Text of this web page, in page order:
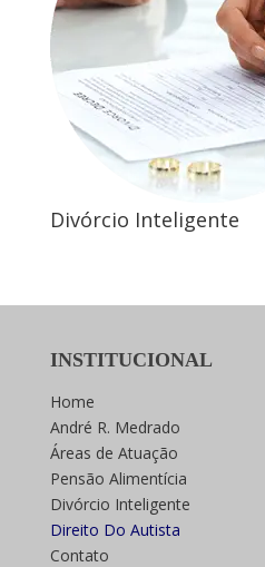
Divórcio Inteligente
INSTITUCIONAL
Home
André R. Medrado
Áreas de Atuação
Pensão Alimentícia
Divórcio Inteligente
Direito Do Autista
Contato